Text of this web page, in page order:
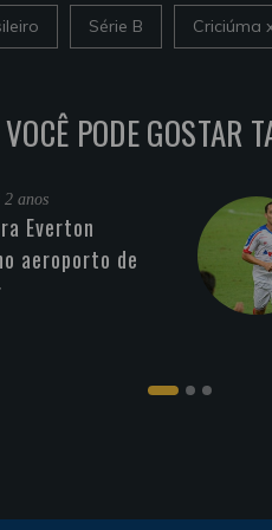
Série B Criciúma
VOCÊ PODE GOSTAR
2 anos
Everton
aeroporto de